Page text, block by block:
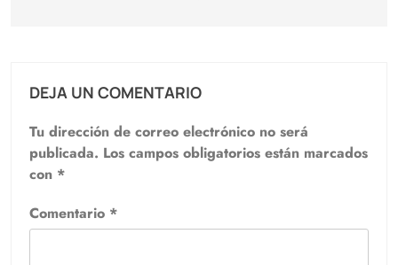
DEJA UN COMENTARIO
Tu dirección de correo electrónico no será
publicada. Los campos obligatorios están marcados
con *
Comentario *